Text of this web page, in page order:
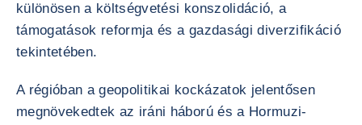
különösen a költségvetési konszolidáció, a
támogatások reformja és a gazdasági diverzifikáció
tekintetében.
A régióban a geopolitikai kockázatok jelentősen
megnövekedtek az iráni háború és a Hormuzi-